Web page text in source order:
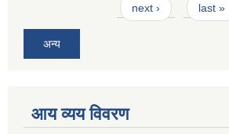
next › last »
अन्य
आय व्यय विवरण